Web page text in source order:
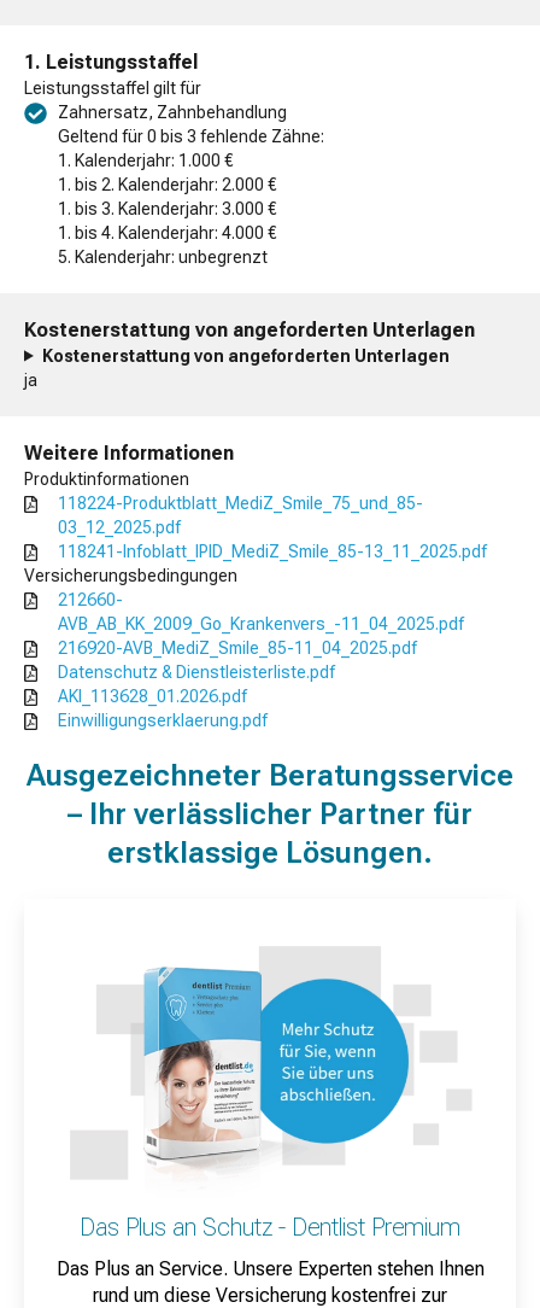
1. Leistungsstaffel
Leistungsstaffel gilt für
Zahnersatz, Zahnbehandlung
Geltend für 0 bis 3 fehlende Zähne:
1. Kalenderjahr: 1.000 €
1. bis 2. Kalenderjahr: 2.000 €
1. bis 3. Kalenderjahr: 3.000 €
1. bis 4. Kalenderjahr: 4.000 €
5. Kalenderjahr: unbegrenzt
Kostenerstattung von angeforderten Unterlagen
Kostenerstattung von angeforderten Unterlagen
ja
Weitere Informationen
Produktinformationen
118224-Produktblatt_MediZ_Smile_75_und_85-
03_12_2025.pdf
118241-Infoblatt_IPID_MediZ_Smile_85-13_11_2025.pdf
Versicherungsbedingungen
212660-
AVB_AB_KK_2009_Go_Krankenvers_-11_04_2025.pdf
216920-AVB_MediZ_Smile_85-11_04_2025.pdf
Datenschutz & Dienstleisterliste.pdf
AKI_113628_01.2026.pdf
Einwilligungserklaerung.pdf
Ausgezeichneter Beratungsservice
– Ihr verlässlicher Partner für
erstklassige Lösungen.
Das Plus an Schutz - Dentlist Premium
Das Plus an Service. Unsere Experten stehen Ihnen
rund um diese Versicherung kostenfrei zur